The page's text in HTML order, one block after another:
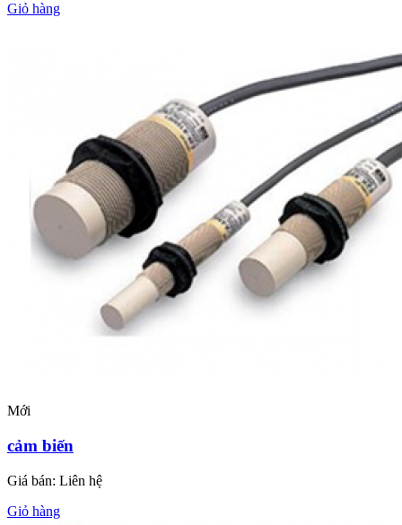
Giỏ hàng
Mới
cảm biến
Giá bán: Liên hệ
Giỏ hàng